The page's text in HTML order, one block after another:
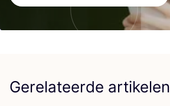
Gerelateerde artikelen